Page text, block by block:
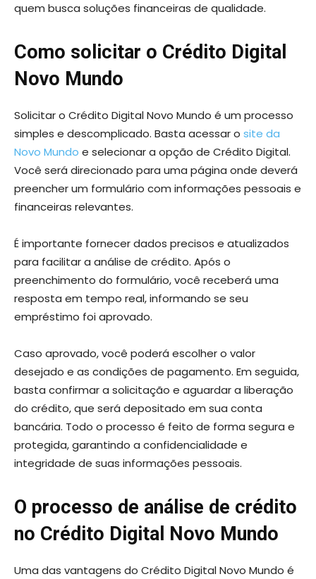
quem busca soluções financeiras de qualidade.
Como solicitar o Crédito Digital
Novo Mundo
Solicitar o Crédito Digital Novo Mundo é um processo
simples e descomplicado. Basta acessar o site da
Novo Mundo e selecionar a opção de Crédito Digital.
Você será direcionado para uma página onde deverá
preencher um formulário com informações pessoais e
financeiras relevantes.
É importante fornecer dados precisos e atualizados
para facilitar a análise de crédito. Após o
preenchimento do formulário, você receberá uma
resposta em tempo real, informando se seu
empréstimo foi aprovado.
Caso aprovado, você poderá escolher o valor
desejado e as condições de pagamento. Em seguida,
basta confirmar a solicitação e aguardar a liberação
do crédito, que será depositado em sua conta
bancária. Todo o processo é feito de forma segura e
protegida, garantindo a confidencialidade e
integridade de suas informações pessoais.
O processo de análise de crédito
no Crédito Digital Novo Mundo
Uma das vantagens do Crédito Digital Novo Mundo é